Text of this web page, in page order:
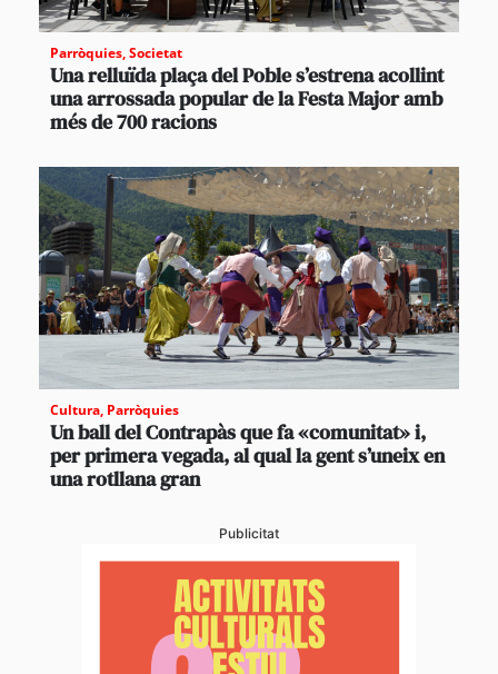
Parròquies,Societat
Una relluïda plaça del Poble s’estrena acollint
una arrossada popular de la Festa Major amb
més de 700 racions
Cultura, Parròquies
Un ball del Contrapàs que fa «comunitat» i,
per primera vegada, al qual la gent s’uneix en
una rotllana gran
Publicitat